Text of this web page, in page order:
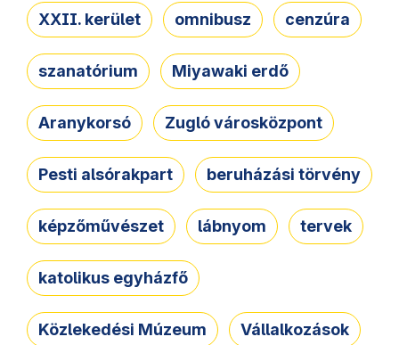
XXII. kerület omnibusz cenzúra
szanatórium Miyawaki erdő
Aranykorsó Zugló városközpont
Pesti alsórakpart beruházási törvény
képzőművészet lábnyom tervek
katolikus egyházfő
Közlekedési Múzeum Vállalkozások